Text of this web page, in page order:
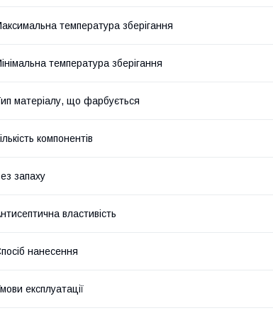
температура зберігання
температура зберігання
матеріалу, що фарбується
компонентів
запаху
властивість
нанесення
експлуатації